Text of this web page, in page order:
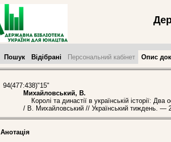
Пошук Відібрані Персональний кабінет Опис
94(477:438)"15"
Михайловський, В.
Королі та династії в українській історії: Два
/ В. Михайловський // Український тиждень.
Анотація